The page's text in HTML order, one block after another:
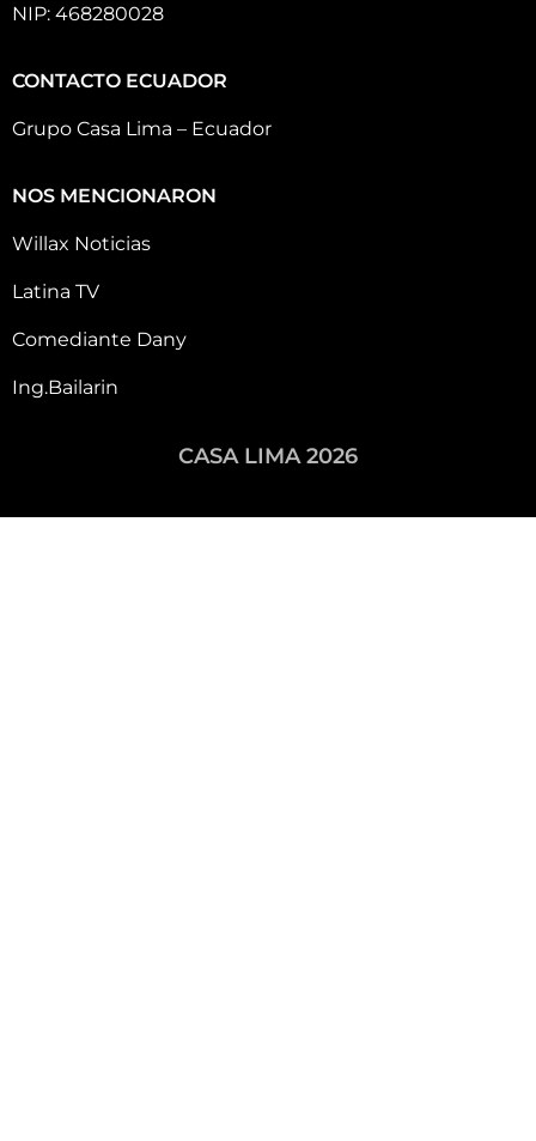
NIP: 468280028
CONTACTO ECUADOR
Grupo Casa Lima – Ecuador
NOS MENCIONARON
Willax Noticias
Latina TV
Comediante Dany
Ing.Bailarin
CASA LIMA 2026